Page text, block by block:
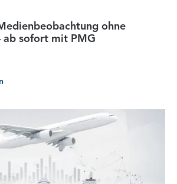
ohne
ab sofort mit PMG